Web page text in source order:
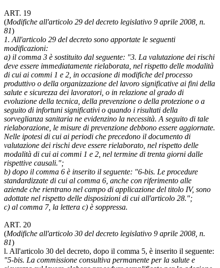
ART. 19
(Modifiche all'articolo 29 del decreto legislativo 9 aprile 2008, n.
81)
1. All'articolo 29 del decreto sono apportate le seguenti
modificazioni:
a) il comma 3 è sostituito dal seguente: "3. La valutazione dei rischi
deve essere immediatamente rielaborata, nel rispetto delle modalità
di cui ai commi 1 e 2, in occasione di modifiche del processo
produttivo o della organizzazione del lavoro significative ai fini della
salute e sicurezza dei lavoratori, o in relazione al grado di
evoluzione della tecnica, della prevenzione o della protezione o a
seguito di infortuni significativi o quando i risultati della
sorveglianza sanitaria ne evidenzino la necessità. A seguito di tale
rielaborazione, le misure di prevenzione debbono essere aggiornate.
Nelle ipotesi di cui ai periodi che precedono il documento di
valutazione dei rischi deve essere rielaborato, nel rispetto delle
modalità di cui ai commi 1 e 2, nel termine di trenta giorni dalle
rispettive causali.";
b) dopo il comma 6 è inserito il seguente: "6-bis. Le procedure
standardizzate di cui al comma 6, anche con riferimento alle
aziende che rientrano nel campo di applicazione del titolo IV, sono
adottate nel rispetto delle disposizioni di cui all'articolo 28.";
c) al comma 7, la lettera c) è soppressa.
ART. 20
(Modifiche all'articolo 30 del decreto legislativo 9 aprile 2008, n.
81)
l. All'articolo 30 del decreto, dopo il comma 5, è inserito il seguente:
"5-bis. La commissione consultiva permanente per la salute e